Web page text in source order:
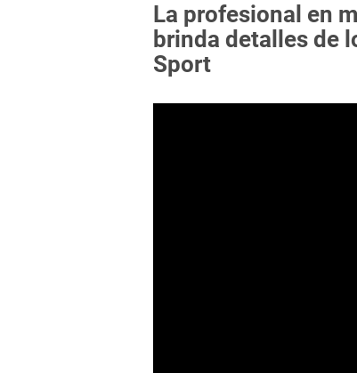
La profesional en
brinda detalles de
Sport